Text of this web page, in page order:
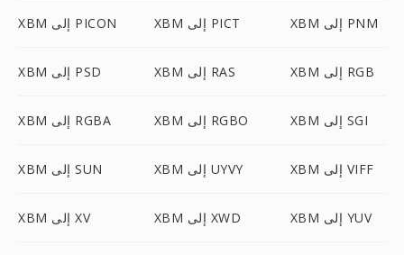
XBM إلى PICON XBM إلى PICT XBM إلى PNM
XBM إلى PSD XBM إلى RAS XBM إلى RGB
XBM إلى RGBA XBM إلى RGBO XBM إلى SGI
XBM إلى SUN XBM إلى UYVY XBM إلى VIFF
XBM إلى XV XBM إلى XWD XBM إلى YUV